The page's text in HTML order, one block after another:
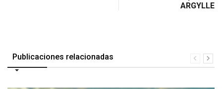
ARGYLLE
Publicaciones relacionadas